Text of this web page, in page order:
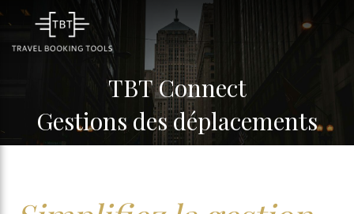
TBT Connect
Gestions des déplacements